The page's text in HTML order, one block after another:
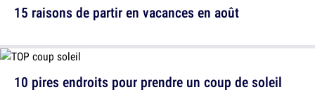
15 raisons de partir en vacances en août
10 pires endroits pour prendre un coup de soleil